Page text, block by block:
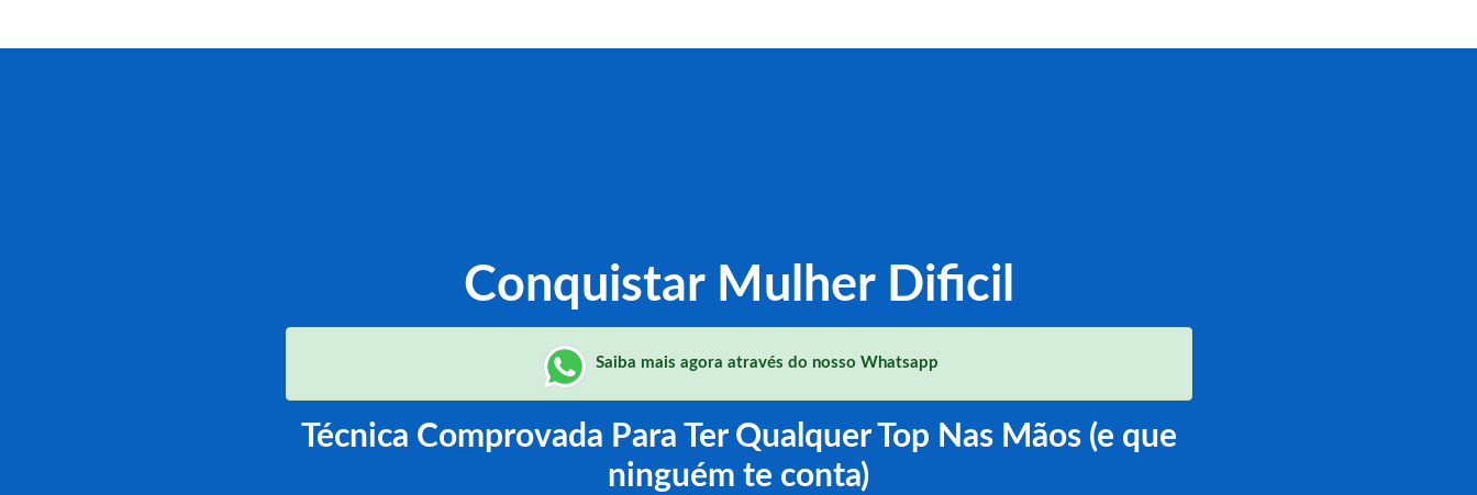
Conquistar Mulher Dificil
Saiba mais agora através do nosso Whatsapp
Técnica Comprovada Para Ter Qualquer Top Nas Mãos (e que
ninguém te conta)